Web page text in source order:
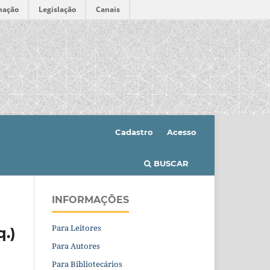
Legislação Canais
BUSCAR
Cadastro Acesso
INFORMAÇÕES
Para Leitores
Para Autores
Para Bibliotecários